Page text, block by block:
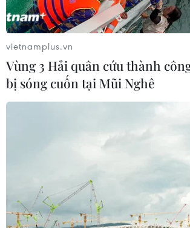
vietnamplus.vn
Vùng 3 Hải quân cứu thành
bị sóng cuốn tại Mũi Nghê